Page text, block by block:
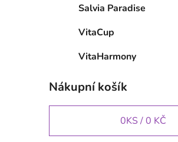
Salvia Paradise
VitaCup
VitaHarmony
Nákupní košík
0KS /0 KČ